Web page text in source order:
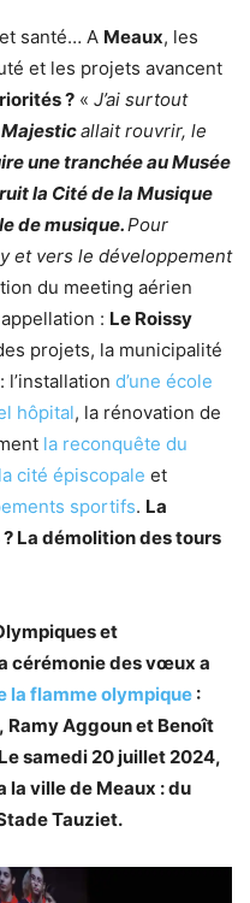
santé… A Meaux, les
et les projets avancent
? « J’ai surtout
Majesticallait rouvrir, le
une tranchée au Musée
la Cité de la Musique
de musique.Pour
et vers le développement
du meeting aérien
: Le Roissy
projets, la municipalité
l’installation d’une école
hôpital, la rénovation de
la reconquête du
cité épiscopale et
sportifs. La
La démolition des tours
et
cérémonie des vœux a
la flamme olympique :
Aggoun et Benoît
samedi 20 juillet 2024,
ville de Meaux : du
Tauziet.